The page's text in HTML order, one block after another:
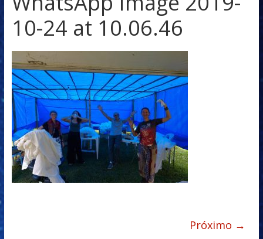
10-24 at 10.06.46
Próximo →